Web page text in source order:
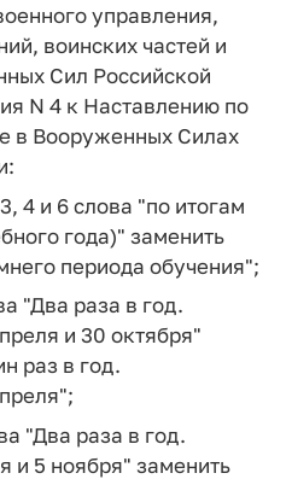
управления,
воинских частей и
Сил Российской
N 4 к Наставлению по
в Вооруженных Силах
4 и 6 слова "по итогам
года)" заменить
периода обучения";
"Два раза в год.
и 30 октября"
раз в год.
"Два раза в год.
и 5 ноября" заменить